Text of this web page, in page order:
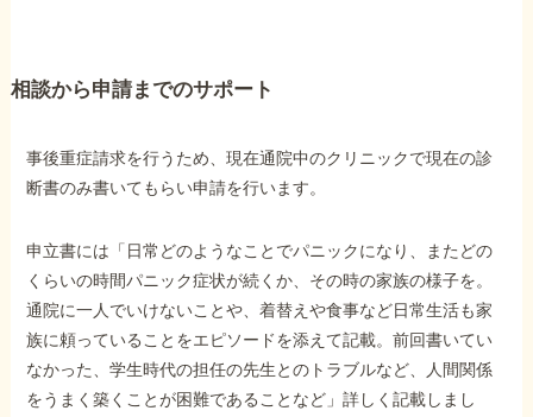
当事務所に
089-907-3797
受付時間：平日9:00~18:00
相談から申請までのサポート
事後重症請求を行うため、現在通院中のクリニックで現在の診
断書のみ書いてもらい申請を行います。
申立書には「日常どのようなことでパニックになり、またどの
くらいの時間パニック症状が続くか、その時の家族の様子を。
通院に一人でいけないことや、着替えや食事など日常生活も家
族に頼っていることをエピソードを添えて記載。前回書いてい
なかった、学生時代の担任の先生とのトラブルなど、人間関係
をうまく築くことが困難であることなど」詳しく記載しまし